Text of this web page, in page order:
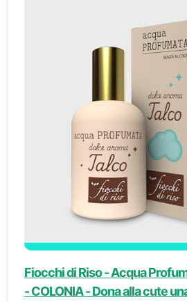
Fiocchi di Riso - Acqua
- COLONIA - Dona alla cute